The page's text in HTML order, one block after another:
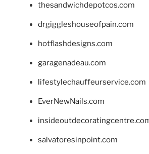
thesandwichdepotcos.com
drgiggleshouseofpain.com
hotflashdesigns.com
garagenadeau.com
lifestylechauffeurservice.com
EverNewNails.com
salvatoresinpoint.com